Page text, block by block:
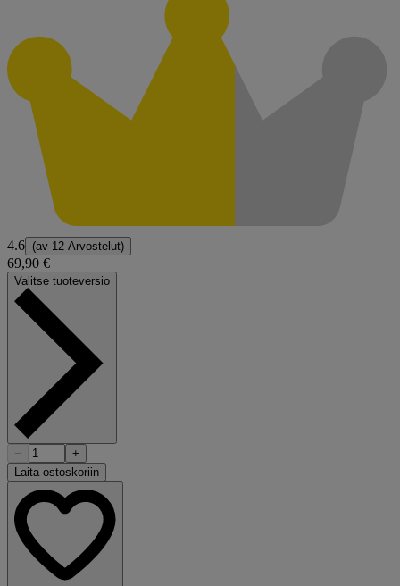
4.6 (av 12 Arvostelut)
69,90 €
Valitse tuoteversio
−
+
Laita ostoskoriin